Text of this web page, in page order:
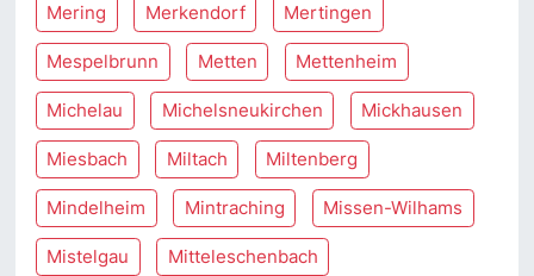
Mering Merkendorf Mertingen
Mespelbrunn Metten Mettenheim
Michelau Michelsneukirchen Mickhausen
Miesbach Miltach Miltenberg
Mindelheim Mintraching Missen-Wilhams
Mistelgau Mitteleschenbach